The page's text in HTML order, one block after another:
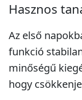
Hasznos
Az első
funkció
minőségű
hogy